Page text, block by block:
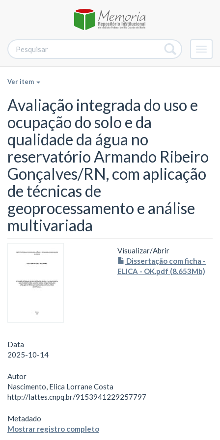
Ver item
Avaliação integrada do uso e
ocupação do solo e da
qualidade da água no
reservatório Armando Ribeiro
Gonçalves/RN, com aplicação
de técnicas de
geoprocessamento e análise
multivariada
Visualizar/Abrir
Dissertação com ficha -
ELICA - OK.pdf (8.653Mb)
Data
2025-10-14
Autor
Nascimento, Elica Lorrane Costa
http://lattes.cnpq.br/9153941229257797
Metadado
Mostrar registro completo